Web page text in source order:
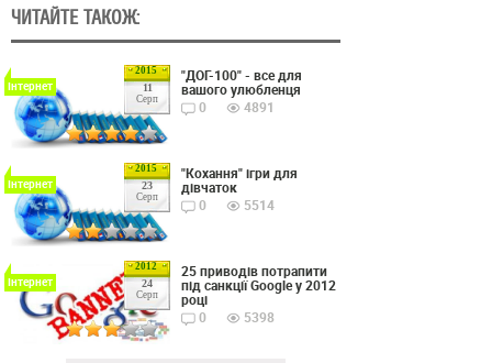
ЧИТАЙТЕ ТАКОЖ:
2015
11
Серп
Інтернет
"ДОГ-100" - все для
вашого улюбленця
0
4891
2015
23
Серп
Інтернет
"Кохання" ігри для
дівчаток
0
5514
2012
24
Серп
Інтернет
25 приводів потрапити
під санкції Google у 2012
році
0
5398